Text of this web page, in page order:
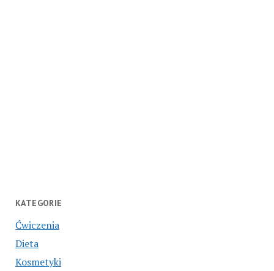
KATEGORIE
Ćwiczenia
Dieta
Kosmetyki